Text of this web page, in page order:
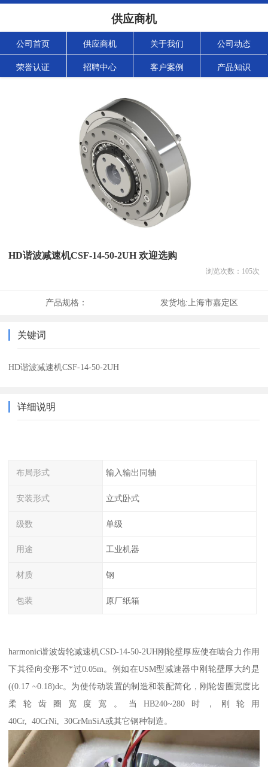
供应商机
公司首页 供应商机 关于我们 公司动态
荣誉认证 招聘中心 客户案例 产品知识
HD谐波减速机CSF-14-50-2UH 欢迎选购
浏览次数： 105次
产品规格： 发货地: 上海市嘉定区
关键词
HD谐波减速机CSF-14-50-2UH
详细说明
布局形式 输入输出同轴
安装形式 立式卧式
级数 单级
用途 工业机器
材质 钢
包装 原厂纸箱
harmonic谐波齿轮减速机CSD-14-50-2UH刚轮壁厚应使在啮合力作用
下其径向变形不*过0.05m。例如在USM型减速器中刚轮壁厚大约是
((0.17 ~0.18)dc。为使传动装置的制造和装配简化，刚轮齿圈宽度比
柔轮齿圈宽度宽。当HB240~280时，刚轮用
40Cr, 40CrNi, 30CrMnSiA或其它钢种制造。